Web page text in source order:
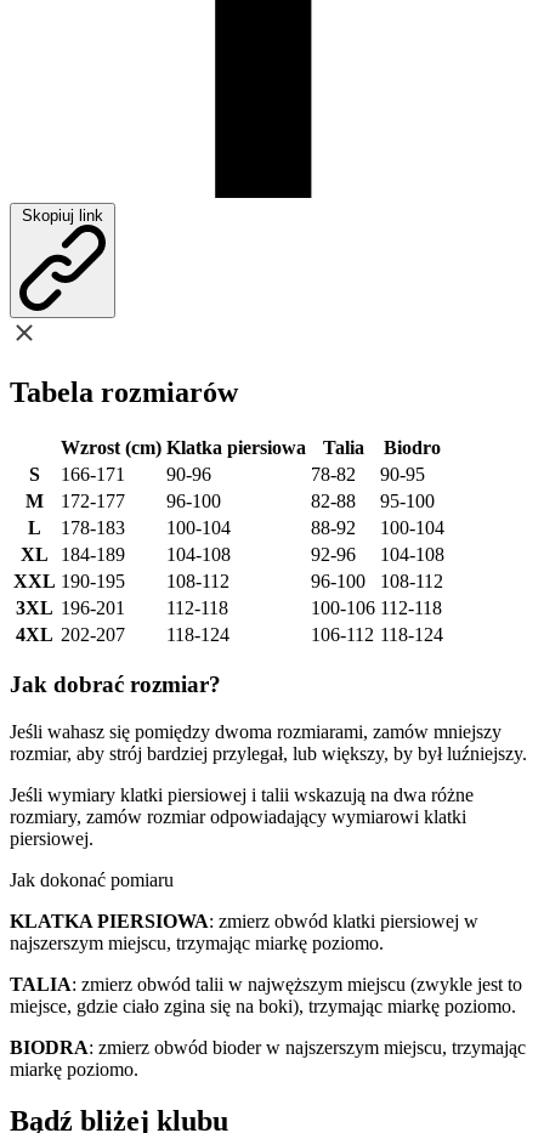
Skopiuj link
Tabela rozmiarów
Wzrost (cm) Klatka piersiowa Talia
Biodro
S
166-171 90-96 78-82
90-95
M
172-177 96-100 82-88
95-100
L
178-183 100-104 88-92
100-104
XL
184-189 104-108 92-96
104-108
XXL 190-195 108-112 96-100
108-112
3XL 196-201 112-118 100-106 112-118
4XL 202-207 118-124 106-112 118-124
Jak dobrać rozmiar?
Jeśli wahasz się pomiędzy dwoma rozmiarami, zamów mniejszy
rozmiar, aby strój bardziej przylegał, lub większy, by był luźniejszy.
Jeśli wymiary klatki piersiowej i talii wskazują na dwa różne
rozmiary, zamów rozmiar odpowiadający wymiarowi klatki
piersiowej.
Jak dokonać pomiaru
KLATKA PIERSIOWA: zmierz obwód klatki piersiowej w
najszerszym miejscu, trzymając miarkę poziomo.
TALIA: zmierz obwód talii w najwęższym miejscu (zwykle jest to
miejsce, gdzie ciało zgina się na boki), trzymając miarkę poziomo.
BIODRA: zmierz obwód bioder w najszerszym miejscu, trzymając
miarkę poziomo.
Bądź bliżej klubu